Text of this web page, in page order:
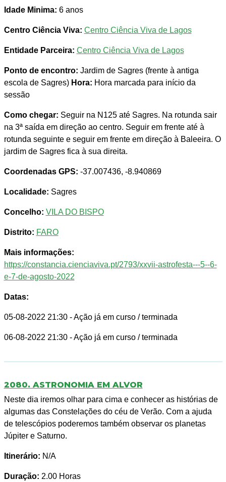
Idade Minima: 6 anos
Centro Ciência Viva: Centro Ciência Viva de Lagos
Entidade Parceira: Centro Ciência Viva de Lagos
Ponto de encontro: Jardim de Sagres (frente à antiga
escola de Sagres) Hora: Hora marcada para início da
sessão
Como chegar: Seguir na N125 até Sagres. Na rotunda sair
na 3ª saída em direção ao centro. Seguir em frente até à
rotunda seguinte e seguir em frente em direção à Baleeira. O
jardim de Sagres fica à sua direita.
Coordenadas GPS: -37.007436, -8.940869
Localidade: Sagres
Concelho: VILA DO BISPO
Distrito: FARO
Mais informações:
https://constancia.cienciaviva.pt/2793/xxvii-astrofesta---5--6-
e-7-de-agosto-2022
Datas:
05-08-2022 21:30 - Ação já em curso / terminada
06-08-2022 21:30 - Ação já em curso / terminada
2080. ASTRONOMIA EM ALVOR
Neste dia iremos olhar para cima e conhecer as histórias de
algumas das Constelações do céu de Verão. Com a ajuda
de telescópios poderemos também observar os planetas
Júpiter e Saturno.
Itinerário: N/A
Duração: 2.00 Horas